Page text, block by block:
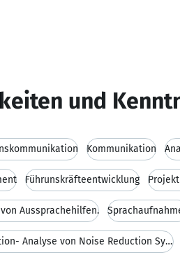
und
Kommunikation
Führunskräfteentwicklung
Aussprachehilfen.
Akzentreduktion- Analyse von Noise Reduction Syste